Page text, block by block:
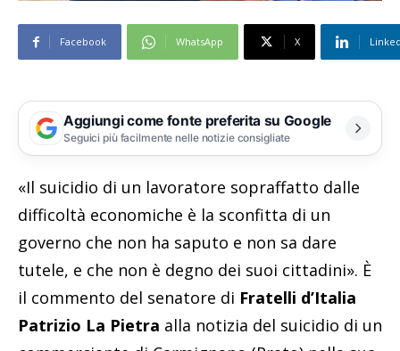
Facebook WhatsApp X
Aggiungi come fonte preferita su Google
Seguici più facilmente nelle notizie consigliate
«Il suicidio di un lavoratore sopraffatto dalle
difficoltà economiche è la sconfitta di un
governo che non ha saputo e non sa dare
tutele, e che non è degno dei suoi cittadini». È
il commento del senatore di Fratelli d’Italia
Patrizio La Pietra alla notizia del suicidio di un